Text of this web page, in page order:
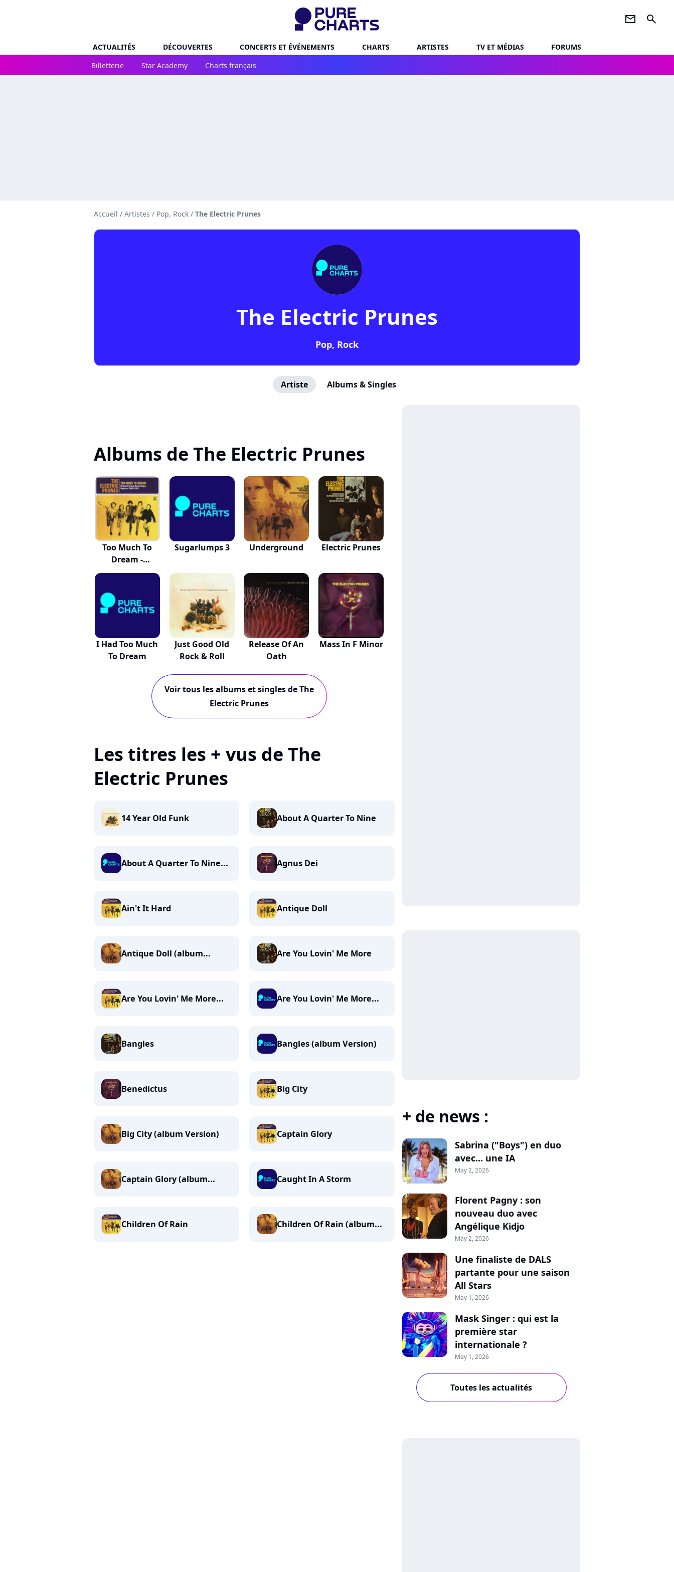
newsletter search
ACTUALITÉS DÉCOUVERTES CONCERTS ET ÉVÉNEMENTS CHARTS ARTISTES TV ET MÉDIAS
FORUMS
Billetterie
Star Academy Charts français
Accueil / Artistes / Pop, Rock / The Electric Prunes
The Electric Prunes
Pop, Rock
Artiste Albums & Singles
Albums de The Electric Prunes
Too Much To
Dream -
Original...
Sugarlumps 3 Underground Electric Prunes
I Had Too Much
To Dream
Just Good Old
Rock & Roll
Release Of An
Oath
Mass In F Minor
Voir tous les albums et singles de The
Electric Prunes
Les titres les + vus de The
Electric Prunes
14 Year Old Funk About A Quarter To Nine
About A Quarter To Nine... Agnus Dei
Ain't It Hard Antique Doll
Antique Doll (album... Are You Lovin' Me More
Are You Lovin' Me More... Are You Lovin' Me More...
Bangles Bangles (album Version)
Benedictus Big City
Big City (album Version) Captain Glory
Captain Glory (album... Caught In A Storm
Children Of Rain Children Of Rain (album...
+ de news :
Sabrina ("Boys") en duo
avec... une IA
May 2, 2026
Florent Pagny : son
nouveau duo avec
Angélique Kidjo
May 2, 2026
Une finaliste de DALS
partante pour une saison
All Stars
May 1, 2026
Mask Singer : qui est la
première star
internationale ?
May 1, 2026
Toutes les actualités